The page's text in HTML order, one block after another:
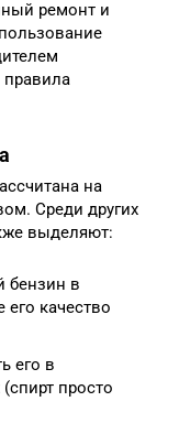
ремонт и
правила
на
Среди других
выделяют:
бензин в
качество
его в
просто